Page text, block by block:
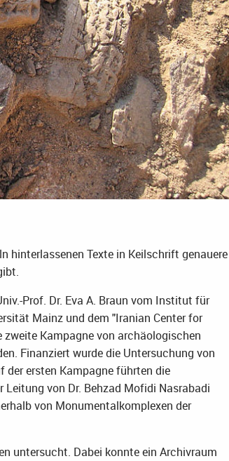
hinterlassenen Texte in Keilschrift genauere
Prof. Dr. Eva A. Braun vom Institut für
Mainz und dem "Iranian Center for
Kampagne von archäologischen
Finanziert wurde die Untersuchung von
der ersten Kampagne führten die
von Dr. Behzad Mofidi Nasrabadi
von Monumentalkomplexen der
untersucht. Dabei konnte ein Archivraum